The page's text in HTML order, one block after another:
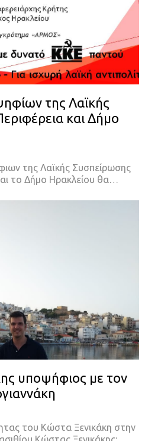
της Λαϊκής
και Δήμο
της Λαϊκής Συσπείρωσης
το Δήμο Ηρακλείου θα…
υποψήφιος με τον
του Κώστα Ξενικάκη στην